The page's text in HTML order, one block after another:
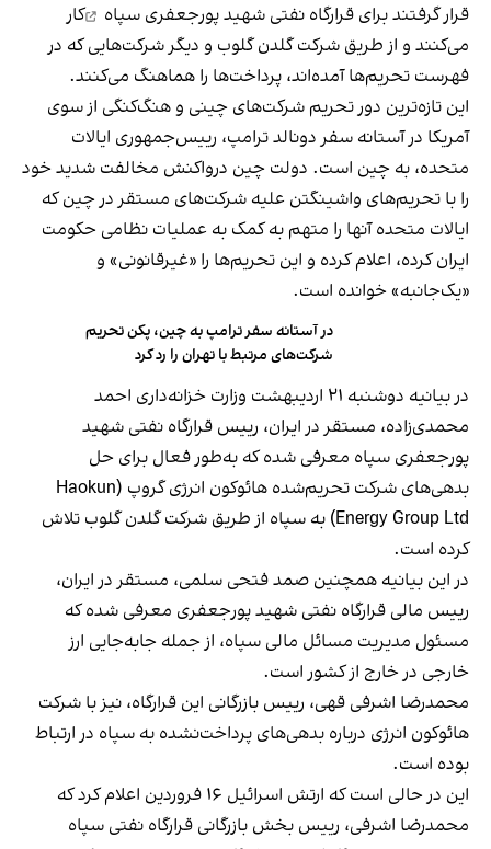
قرار گرفتند برای قرارگاه نفتی شهید پورجعفری سپاه
کار
می‌کنند و از طریق شرکت گلدن گلوب و دیگر شرکت‌هایی که در
فهرست تحریم‌ها آمده‌اند، پرداخت‌ها را هماهنگ می‌کنند.
این تازه‌ترین دور تحریم شرکت‌های چینی و هنگ‌کنگی از سوی
آمریکا در آستانه سفر دونالد ترامپ، رییس‌جمهوری ایالات
متحده، به چین است. دولت چین درواکنش مخالفت شدید خود
را با تحریم‌های واشینگتن علیه شرکت‌های مستقر در چین که
ایالات متحده آنها را متهم به کمک به عملیات نظامی حکومت
ایران کرده، اعلام کرده و این تحریم‌ها را «غیرقانونی» و
«یک‌جانبه» خوانده است.
در آستانه سفر ترامپ به چین، پکن تحریم
شرکت‌های مرتبط با تهران را رد کرد
در بیانیه دوشنبه ۲۱ اردیبهشت وزارت خزانه‌داری احمد
محمدی‌زاده، مستقر در ایران، رییس قرارگاه نفتی شهید
پورجعفری سپاه معرفی شده که به‌طور فعال برای حل
بدهی‌های شرکت تحریم‌شده هائوکون انرژی گروپ (Haokun
Energy Group Ltd) به سپاه از طریق شرکت گلدن گلوب تلاش
کرده است.
در این بیانیه همچنین صمد فتحی سلمی، مستقر در ایران،
رییس مالی قرارگاه نفتی شهید پورجعفری معرفی شده که
مسئول مدیریت مسائل مالی سپاه، از جمله جابه‌جایی ارز
خارجی در خارج از کشور است.
محمدرضا اشرفی قهی، رییس بازرگانی این قرارگاه، نیز با شرکت
هائوکون انرژی درباره بدهی‌های پرداخت‌نشده به سپاه در ارتباط
بوده است.
این در حالی است که ارتش اسرائیل ۱۶ فروردین اعلام کرد که
محمدرضا اشرفی، رییس بخش بازرگانی قرارگاه نفتی سپاه